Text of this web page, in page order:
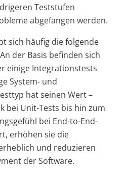
Teststufen
abgefangen werden.
sich häufig die folgende
der Basis befinden sich
einige Integrationstests
System- und
hat seinen Wert –
bei Unit-Tests bis hin zum
bei End-to-End-
erhöhen sie die
und reduzieren
der Software.